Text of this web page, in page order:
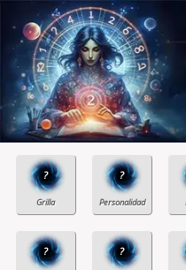
? ?
? ?